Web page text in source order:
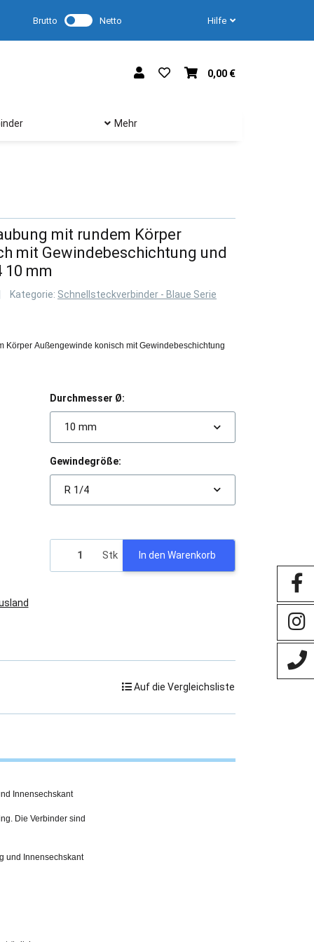
Brutto Netto Hilfe
0,00 €
Mehr
mit rundem Körper
mit Gewindebeschichtung und
10 mm
Kategorie: Schnellsteckverbinder - Blaue Serie
Körper Außengewinde konisch mit Gewindebeschichtung
Durchmesser Ø:
10 mm
Gewindegröße:
R 1/4
Stk In den Warenkorb
Auf die Vergleichsliste
Innensechskant
Die Verbinder sind
und Innensechskant